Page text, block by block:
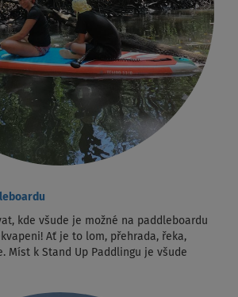
kde všude je možné na paddleboardu
Ať je to lom, přehrada, řeka,
Míst k Stand Up Paddlingu je všude